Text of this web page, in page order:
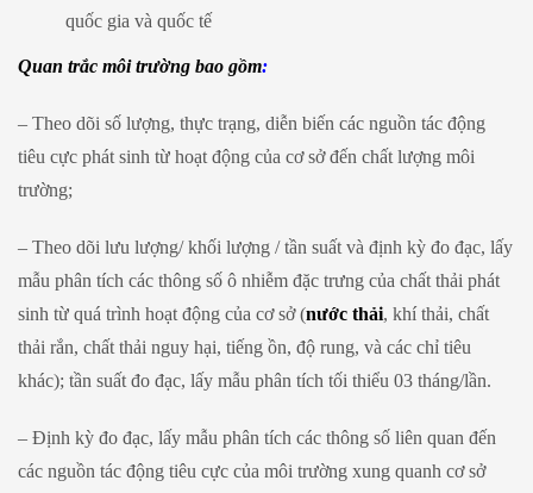
quốc gia và quốc tế
Quan trắc môi trường bao gồm:
– Theo dõi số lượng, thực trạng, diễn biến các nguồn tác động
tiêu cực phát sinh từ hoạt động của cơ sở đến chất lượng môi
trường;
– Theo dõi lưu lượng/ khối lượng / tần suất và định kỳ đo đạc, lấy
mẫu phân tích các thông số ô nhiễm đặc trưng của chất thải phát
sinh từ quá trình hoạt động của cơ sở (nước thải, khí thải, chất
thải rắn, chất thải nguy hại, tiếng ồn, độ rung, và các chỉ tiêu
khác); tần suất đo đạc, lấy mẫu phân tích tối thiểu 03 tháng/lần.
– Định kỳ đo đạc, lấy mẫu phân tích các thông số liên quan đến
các nguồn tác động tiêu cực của môi trường xung quanh cơ sở